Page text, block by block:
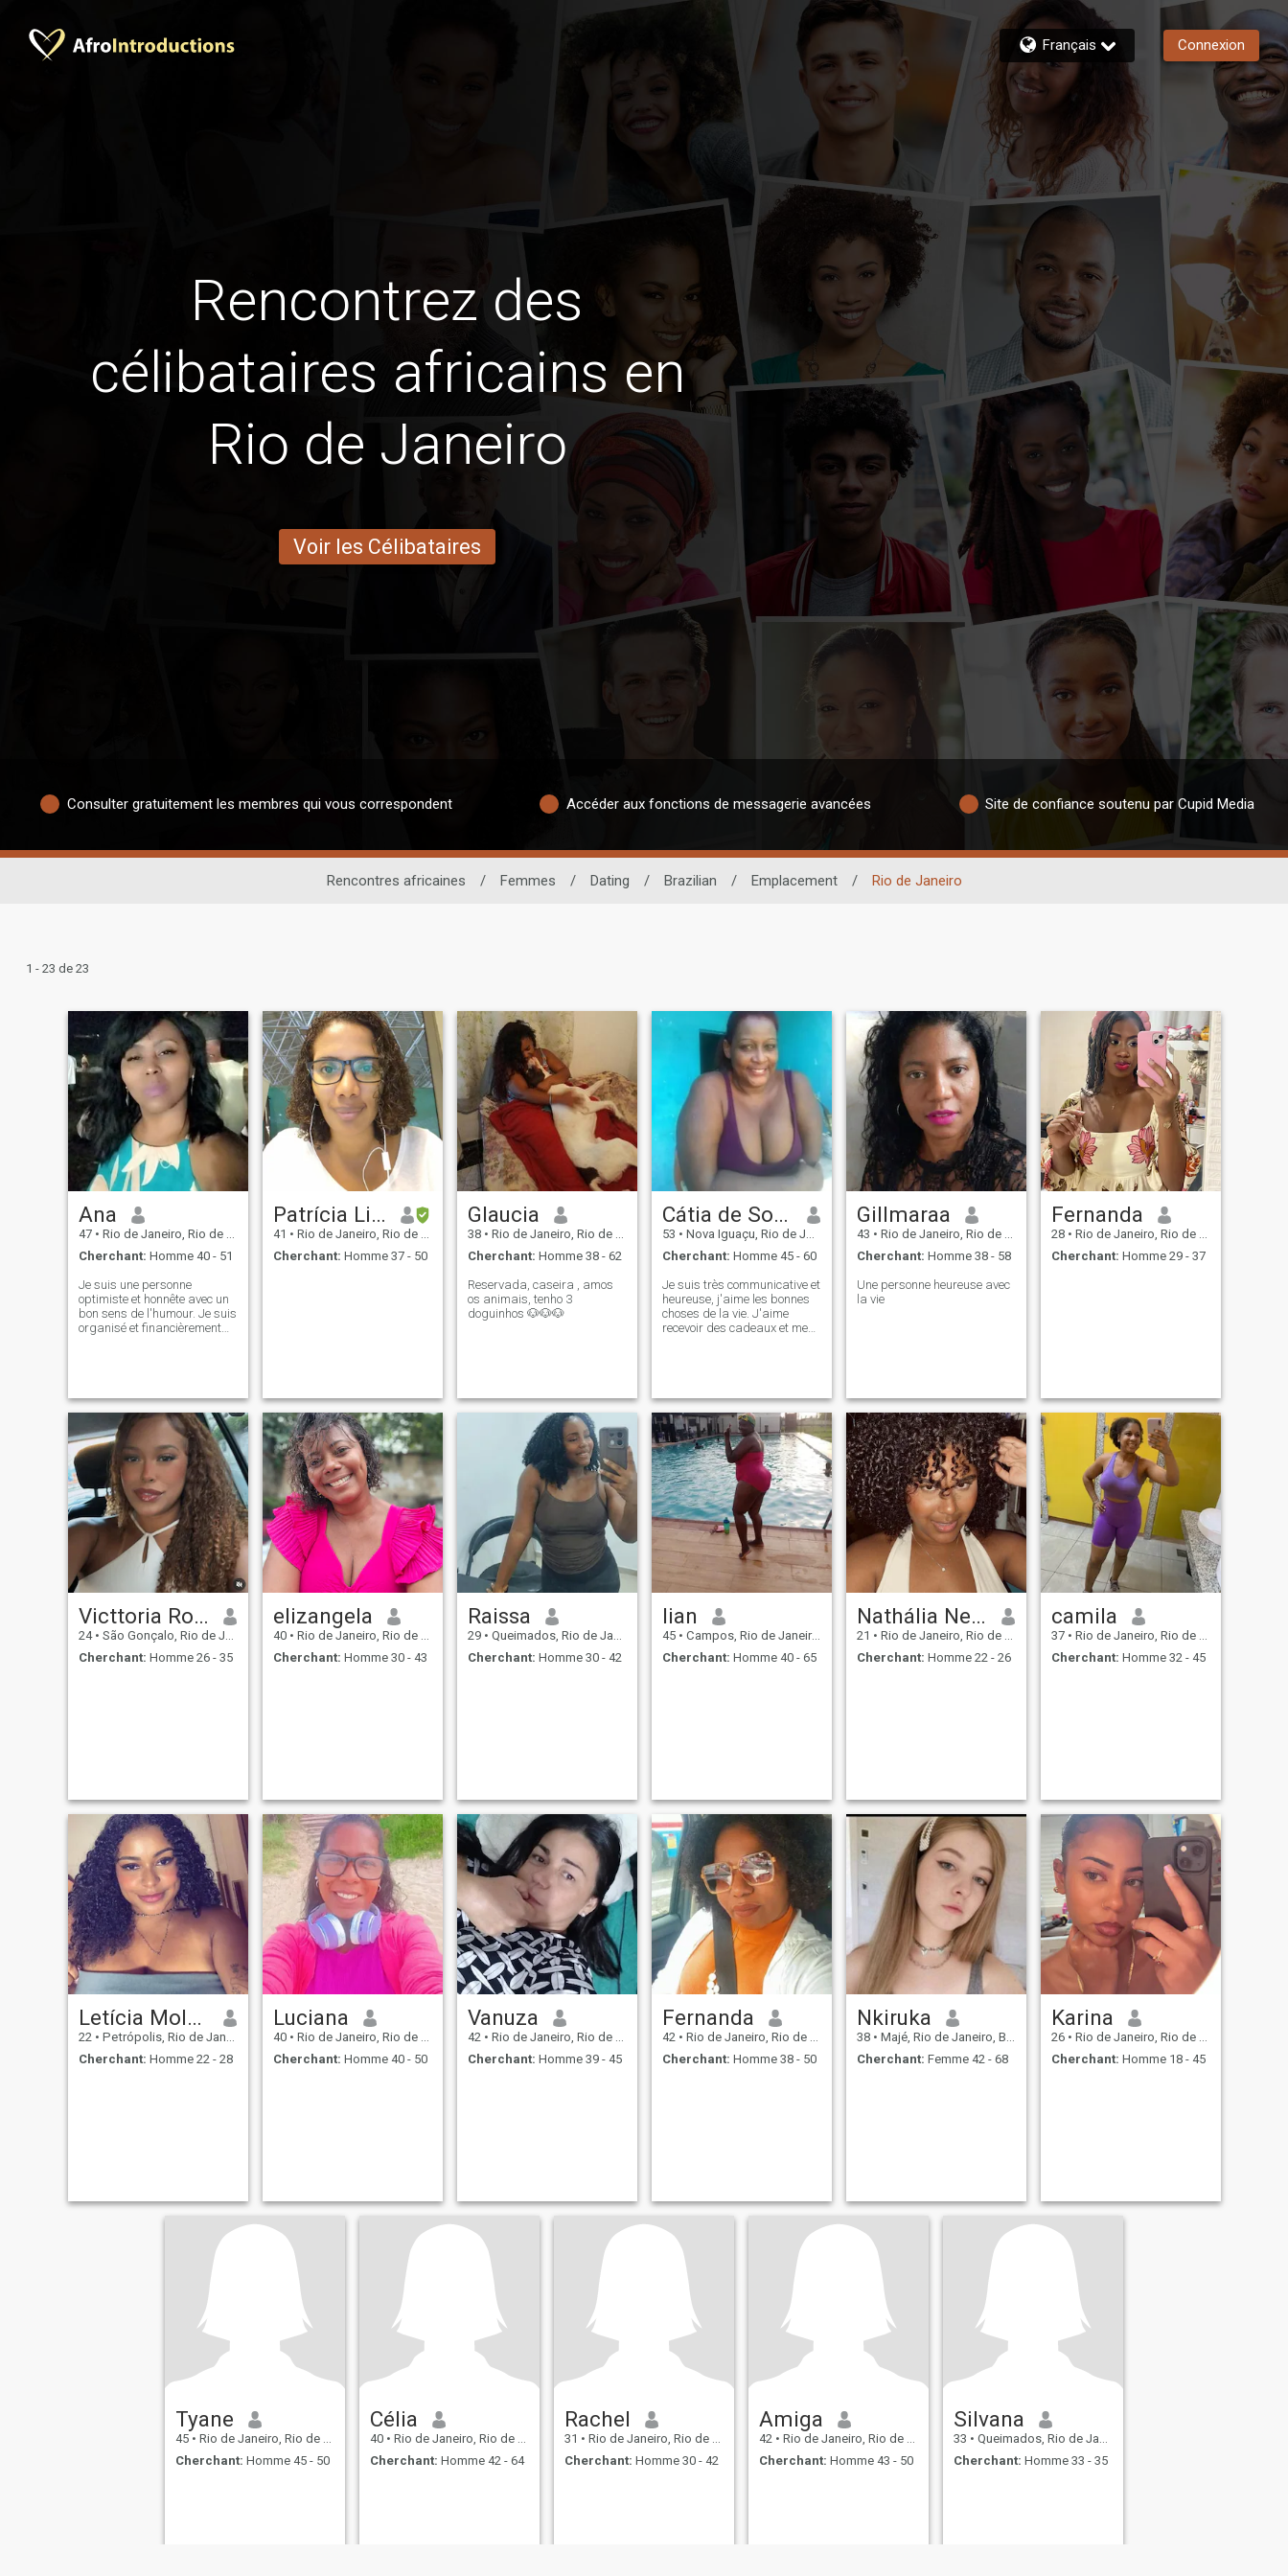
Français Connexion
Rencontrez des
célibataires africains en
Rio de Janeiro
Voir les Célibataires
Consulter gratuitement les membres qui vous correspondent Accéder aux fonctions de messagerie avancées Site de confiance soutenu par Cupid Media
Rencontres africaines / Femmes / Dating / Brazilian / Emplacement / Rio de Janeiro
1 - 23 de 23
Ana
47 • Rio de Janeiro, Rio de Janeiro, Brésil
Cherchant: Homme 40 - 51
Je suis une personne
optimiste et honnête avec un
bon sens de l'humour. Je suis
organisé et financièrement
actuellement à Rio de
Janeiro, au Brésil. Je suis
mariée depuis neuf ans,
mais je n'ai pas d'enfants.
Patrícia Lith
41 • Rio de Janeiro, Rio de Janeiro, Brésil
Cherchant: Homme 37 - 50
Glaucia
38 • Rio de Janeiro, Rio de Janeiro, Brésil
Cherchant: Homme 38 - 62
Reservada, caseira , amos
os animais, tenho 3
doguinhos 🐶🐶🐶
Cátia de Souza
53 • Nova Iguaçu, Rio de Janeiro, Brésil
Cherchant: Homme 45 - 60
Je suis très communicative et
heureuse, j'aime les bonnes
choses de la vie. J'aime
recevoir des cadeaux et me
Gillmaraa
43 • Rio de Janeiro, Rio de Janeiro, Brésil
Cherchant: Homme 38 - 58
Une personne heureuse avec
la vie
Fernanda
28 • Rio de Janeiro, Rio de Janeiro, Brésil
Cherchant: Homme 29 - 37
Victtoria Rodrigues
24 • São Gonçalo, Rio de Janeiro, Brésil
Cherchant: Homme 26 - 35
elizangela
40 • Rio de Janeiro, Rio de Janeiro, Brésil
Cherchant: Homme 30 - 43
Raissa
29 • Queimados, Rio de Janeiro, Brésil
Cherchant: Homme 30 - 42
lian
45 • Campos, Rio de Janeiro, Brésil
Cherchant: Homme 40 - 65
Nathália Neves
21 • Rio de Janeiro, Rio de Janeiro, Brésil
Cherchant: Homme 22 - 26
camila
37 • Rio de Janeiro, Rio de Janeiro, Brésil
Cherchant: Homme 32 - 45
Letícia Molter
22 • Petrópolis, Rio de Janeiro, Brésil
Cherchant: Homme 22 - 28
Luciana
40 • Rio de Janeiro, Rio de Janeiro, Brésil
Cherchant: Homme 40 - 50
Vanuza
42 • Rio de Janeiro, Rio de Janeiro, Brésil
Cherchant: Homme 39 - 45
Fernanda
42 • Rio de Janeiro, Rio de Janeiro, Brésil
Cherchant: Homme 38 - 50
Nkiruka
38 • Majé, Rio de Janeiro, Brésil
Cherchant: Femme 42 - 68
Karina
26 • Rio de Janeiro, Rio de Janeiro, Brésil
Cherchant: Homme 18 - 45
Tyane
45 • Rio de Janeiro, Rio de Janeiro, Brésil
Cherchant: Homme 45 - 50
Célia
40 • Rio de Janeiro, Rio de Janeiro, Brésil
Cherchant: Homme 42 - 64
Rachel
31 • Rio de Janeiro, Rio de Janeiro, Brésil
Cherchant: Homme 30 - 42
Amiga
42 • Rio de Janeiro, Rio de Janeiro, Brésil
Cherchant: Homme 43 - 50
Silvana
33 • Queimados, Rio de Janeiro, Brésil
Cherchant: Homme 33 - 35